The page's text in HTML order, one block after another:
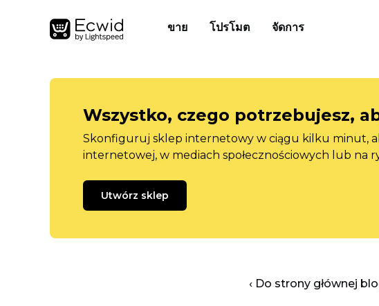
ขาย โปรโมต จัดการ
Wszystko, czego potrzebujesz,
Skonfiguruj sklep internetowy w ciągu kilku minut,
internetowej, w mediach społecznościowych lub na
Utwórz sklep
‹ Do strony głównej